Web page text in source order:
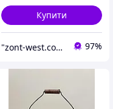
Купити
"zont-west.com.ua": Онлайн-магазин товарів для відпочинку, саду та вуличної інфраструктури 97%